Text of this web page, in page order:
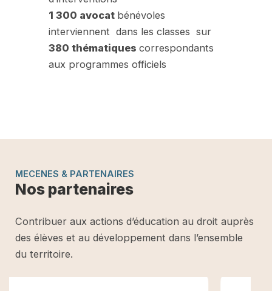
1 300 avocat bénévoles
interviennent dans les classes sur
380 thématiquescorrespondants
aux programmes officiels
MECENES & PARTENAIRES
Nos partenaires
Contribuer aux actions d’éducation au droit auprès
des élèves et au développement dans l’ensemble
du territoire.